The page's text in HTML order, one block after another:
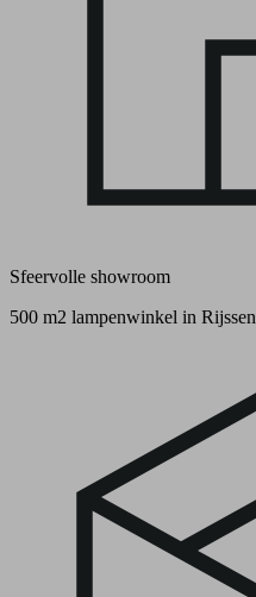
Sfeervolle showroom
500 m2 lampenwinkel in Rijssen